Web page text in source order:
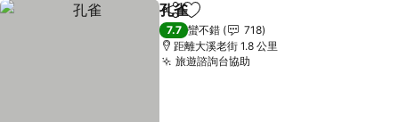
分享 加入我的最愛
孔雀
7.7 蠻不錯
718
距離大溪老街 1.8 公里
旅遊諮詢台協助